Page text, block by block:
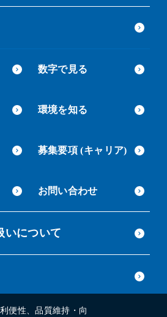
数字で見る
環境を知る
募集要項 (キャリア)
お問い合わせ
いについて
便性、品質維持・向